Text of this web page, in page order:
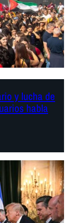
ds
y lucha de
habla